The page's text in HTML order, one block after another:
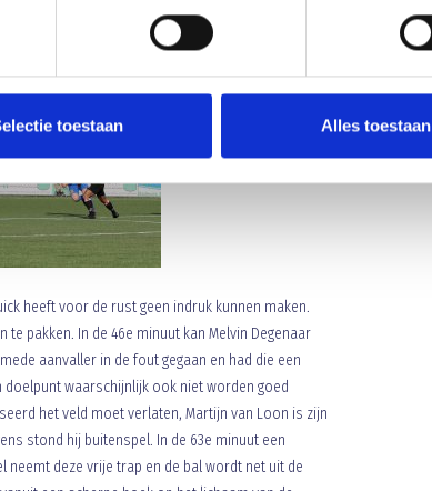
toestaan Alles toestaan
heeft voor de rust geen indruk kunnen maken.
pakken. In de 46e minuut kan Melvin Degenaar
aanvaller in de fout gegaan en had die een
doelpunt waarschijnlijk ook niet worden goed
het veld moet verlaten, Martijn van Loon is zijn
stond hij buitenspel. In de 63e minuut een
neemt deze vrije trap en de bal wordt net uit de